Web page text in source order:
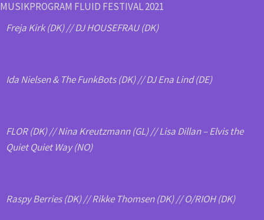
MUSIKPROGRAM FLUID FESTIVAL 2021
Freja Kirk (DK) // DJ HOUSEFRAU (DK)
Ida Nielsen & The FunkBots (DK) // DJ Ena Lind (DE)
FLOR (DK) // Nina Kreutzmann (GL) // Lisa Dillan – Elvis the
Quiet Quiet Way (NO)
Raspy Berries (DK) // Rikke Thomsen (DK) // O/RIOH (DK)